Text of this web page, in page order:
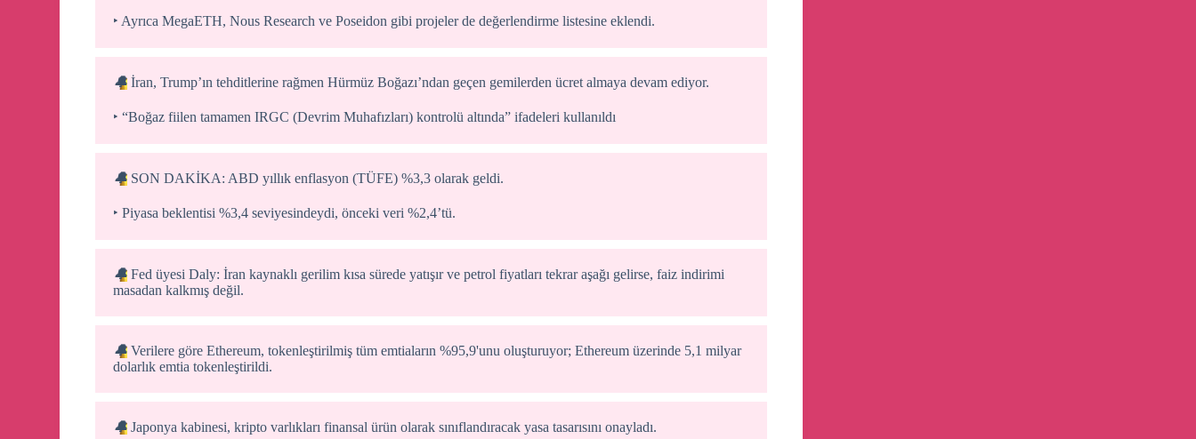
‣ Ayrıca MegaETH, Nous Research ve Poseidon gibi projeler de değerlendirme listesine eklendi.
🔔 İran, Trump’ın tehditlerine rağmen Hürmüz Boğazı’ndan geçen gemilerden ücret almaya devam ediyor.
‣ “Boğaz fiilen tamamen IRGC (Devrim Muhafızları) kontrolü altında” ifadeleri kullanıldı
🔔 SON DAKİKA: ABD yıllık enflasyon (TÜFE) %3,3 olarak geldi.
‣ Piyasa beklentisi %3,4 seviyesindeydi, önceki veri %2,4’tü.
🔔 Fed üyesi Daly: İran kaynaklı gerilim kısa sürede yatışır ve petrol fiyatları tekrar aşağı gelirse, faiz indirimi
masadan kalkmış değil.
🔔 Verilere göre Ethereum, tokenleştirilmiş tüm emtiaların %95,9'unu oluşturuyor; Ethereum üzerinde 5,1 milyar
dolarlık emtia tokenleştirildi.
🔔 Japonya kabinesi, kripto varlıkları finansal ürün olarak sınıflandıracak yasa tasarısını onayladı.